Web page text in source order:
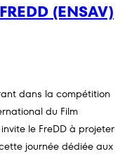
(ENSAV)
dans la compétition
du Film
invite le FreDD à projeter
journée dédiée aux